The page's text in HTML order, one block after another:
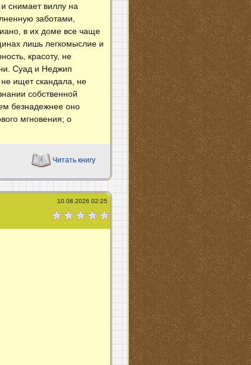
снимает виллу на
заботами,
в их доме все чаще
лишь легкомыслие и
красоту, не
Суад и Неджип
ищет скандала, не
собственной
безнадежнее оно
мгновения; о
Читать книгу
10.08.2026 02:25